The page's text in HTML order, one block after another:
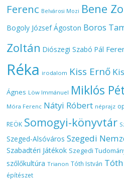
Ferenc Belvárosi Mozi Bene
Bogoly József Ágoston Boros
Zoltán Diószegi Szabó Pál
Réka irodalom Kiss Ernő
Ágnes Löw Immánuel Miklós
Móra Ferenc Nátyi Róbert néprajz
REÖK Somogyi-könyvtár
Szeged-Alsóváros Szegedi
Szabadtéri Játékok Szegedi
szőlőkultúra Trianon Tóth István
építészet